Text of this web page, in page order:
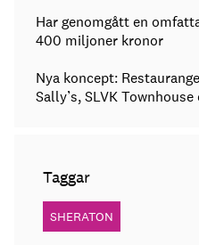
Har genomgått en
400 miljoner kronor
Nya koncept:
Sally’s, SLVK
Taggar
SHERATON